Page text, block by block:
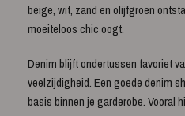
beige, wit, zand en olijfgroen
moeiteloos chic oogt.
Denim blijft ondertussen favoriet
veelzijdigheid. Een goede denim
basis binnen je garderobe. Vooral